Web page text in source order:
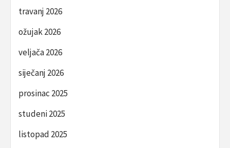
travanj 2026
ožujak 2026
veljača 2026
siječanj 2026
prosinac 2025
studeni 2025
listopad 2025